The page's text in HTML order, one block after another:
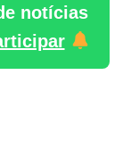
notícias